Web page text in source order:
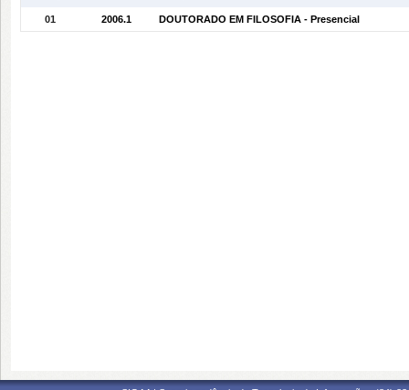
01 2006.1 DOUTORADO EM FILOSOFIA - Presencial